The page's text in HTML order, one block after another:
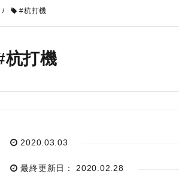
person 会員登録
/ #杭打機
杭打機
2020.03.03
最終更新日： 2020.02.28